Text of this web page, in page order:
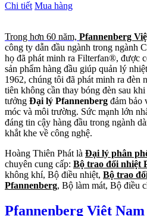
Chi tiết Mua hàng
Trong hơn 60 năm, Pfannenberg
công ty dẫn đầu ngành trong ngành
họ đã phát minh ra Filterfan®, được
sản phẩm hàng đầu giúp quản lý
1962, chúng tôi đã phát minh ra đèn
tiên không cần thay bóng đèn sau
tưởng Đại lý Pfannenberg đảm bảo
móc và môi trường. Sức mạnh lớn
đáng tin cậy hàng đầu trong ngành
khắt khe về công nghệ.
Hoàng Thiên Phát là Đại lý phân
chuyên cung cấp: Bộ trao đổi nhiệt
không khí, Bộ điều nhiệt, Bộ trao
Pfannenberg, Bộ làm mát, Bộ điều
Pfannenberg Việt Nam